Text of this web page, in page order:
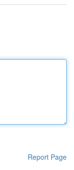
Report Page